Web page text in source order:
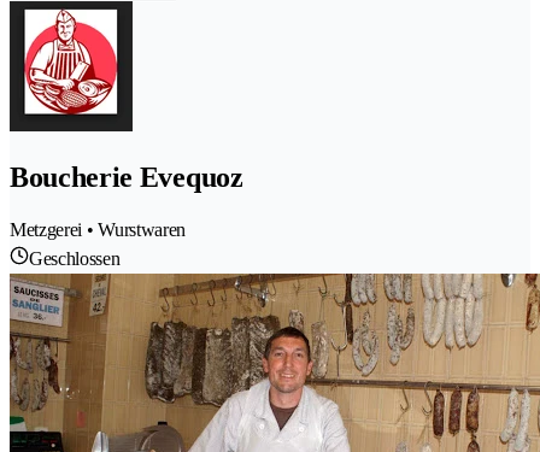
Boucherie Evequoz
Metzgerei • Wurstwaren
Geschlossen